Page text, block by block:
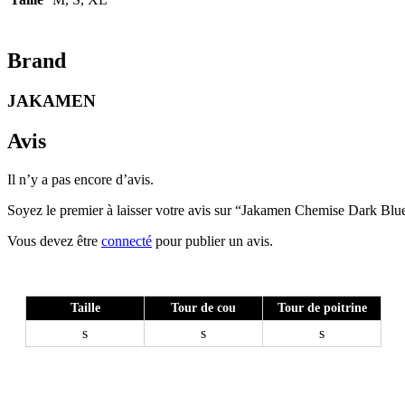
Brand
JAKAMEN
Avis
Il n’y a pas encore d’avis.
Soyez le premier à laisser votre avis sur “Jakamen Chemise Dark
Vous devez être connecté pour publier un avis.
Taille Tour de cou Tour de poitrine
s s s